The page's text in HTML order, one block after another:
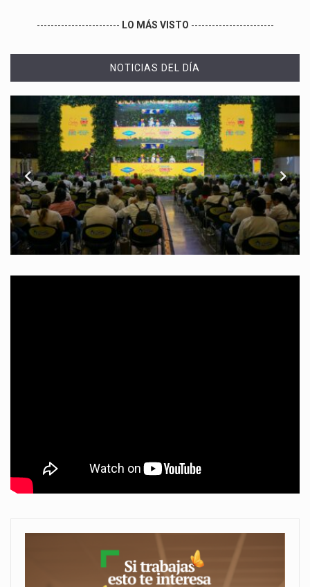
------------------------ LO MÁS VISTO ------------------------
NOTICIAS DEL DÍA